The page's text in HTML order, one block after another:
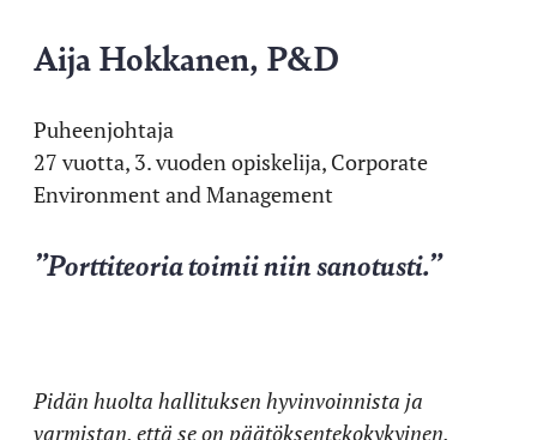
Aija Hokkanen, P&D
Puheenjohtaja
27 vuotta, 3. vuoden opiskelija, Corporate
Environment and Management
”Porttiteoria toimii niin sanotusti.”
Pidän huolta hallituksen hyvinvoinnista ja
varmistan, että se on päätöksentekokykyinen.